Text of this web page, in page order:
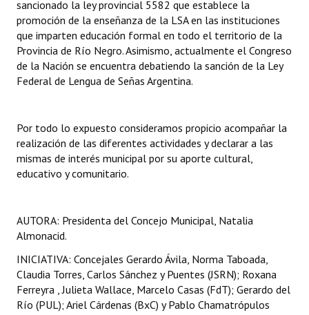
sancionado la ley provincial 5582 que establece la
promoción de la enseñanza de la LSA en las instituciones
que imparten educación formal en todo el territorio de la
Provincia de Río Negro. Asimismo, actualmente el Congreso
de la Nación se encuentra debatiendo la sanción de la Ley
Federal de Lengua de Señas Argentina.
Por todo lo expuesto consideramos propicio acompañar la
realización de las diferentes actividades y declarar a las
mismas de interés municipal por su aporte cultural,
educativo y comunitario.
AUTORA: Presidenta del Concejo Municipal, Natalia
Almonacid.
INICIATIVA: Concejales Gerardo Ávila, Norma Taboada,
Claudia Torres, Carlos Sánchez y Puentes (JSRN); Roxana
Ferreyra , Julieta Wallace, Marcelo Casas (FdT); Gerardo del
Río (PUL); Ariel Cárdenas (BxC) y Pablo Chamatrópulos